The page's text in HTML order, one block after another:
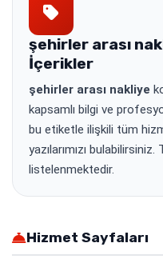
şehirler arası
İçerikler
şehirler arası nakliye
kapsamlı bilgi ve
bu etiketle ilişkili tüm
yazılarımızı
listelenmektedir.
Hizmet Sayfaları